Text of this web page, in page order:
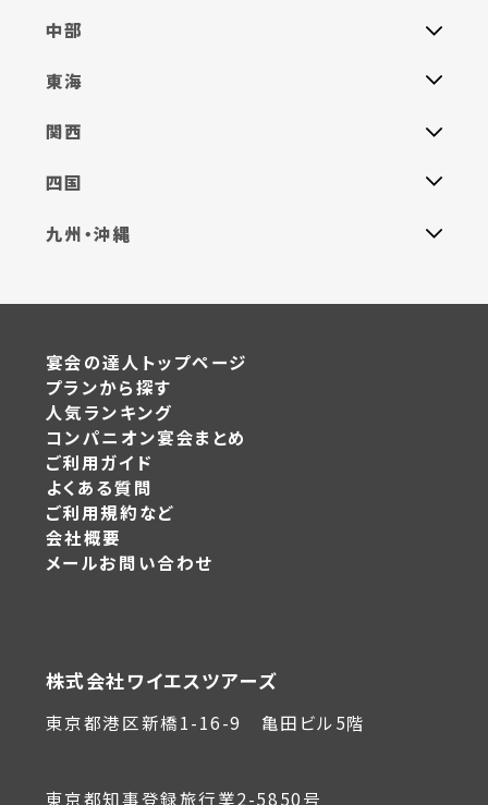
中部
東海
関西
四国
九州・沖縄
宴会の達人トップページ
プランから探す
人気ランキング
コンパニオン宴会まとめ
ご利用ガイド
よくある質問
ご利用規約など
会社概要
メールお問い合わせ
株式会社ワイエスツアーズ
東京都港区新橋1-16-9 亀田ビル5階
東京都知事登録旅行業2-5850号